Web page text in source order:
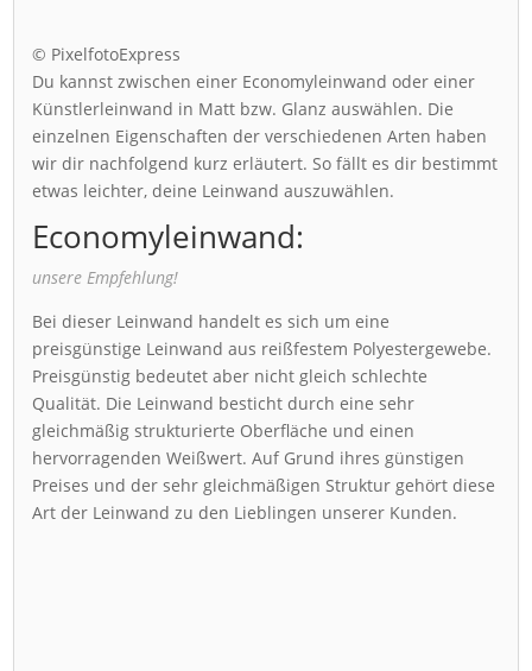
© PixelfotoExpress
Du kannst zwischen einer Economyleinwand oder einer
Künstlerleinwand in Matt bzw. Glanz auswählen. Die
einzelnen Eigenschaften der verschiedenen Arten haben
wir dir nachfolgend kurz erläutert. So fällt es dir bestimmt
etwas leichter, deine Leinwand auszuwählen.
Economyleinwand:
unsere Empfehlung!
Bei dieser Leinwand handelt es sich um eine
preisgünstige Leinwand aus reißfestem Polyestergewebe.
Preisgünstig bedeutet aber nicht gleich schlechte
Qualität. Die Leinwand besticht durch eine sehr
gleichmäßig strukturierte Oberfläche und einen
hervorragenden Weißwert. Auf Grund ihres günstigen
Preises und der sehr gleichmäßigen Struktur gehört diese
Art der Leinwand zu den Lieblingen unserer Kunden.